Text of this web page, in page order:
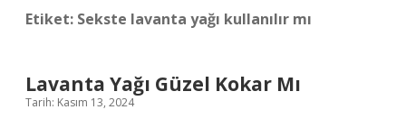
Etiket: Sekste lavanta yağı kullanılır mı
Lavanta Yağı Güzel Kokar Mı
Tarih: Kasım 13, 2024